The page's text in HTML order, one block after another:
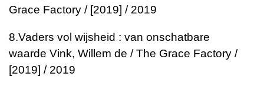
Grace Factory / [2019] / 2019
8.Vaders vol wijsheid : van onschatbare
waarde Vink, Willem de / The Grace Factory /
[2019] / 2019